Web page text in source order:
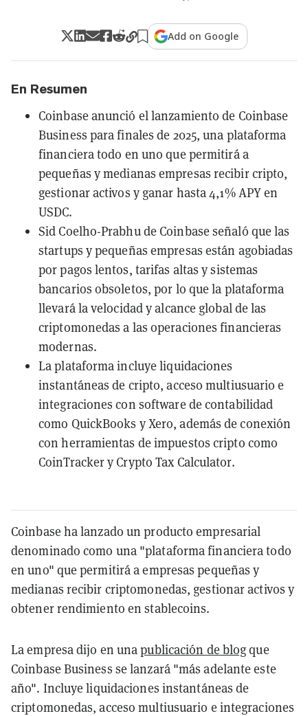
Add on Google
En Resumen
Coinbase anunció el lanzamiento de Coinbase
Business para finales de 2025, una plataforma
financiera todo en uno que permitirá a
pequeñas y medianas empresas recibir cripto,
gestionar activos y ganar hasta 4,1% APY en
USDC.
Sid Coelho-Prabhu de Coinbase señaló que las
startups y pequeñas empresas están agobiadas
por pagos lentos, tarifas altas y sistemas
bancarios obsoletos, por lo que la plataforma
llevará la velocidad y alcance global de las
criptomonedas a las operaciones financieras
modernas.
La plataforma incluye liquidaciones
instantáneas de cripto, acceso multiusuario e
integraciones con software de contabilidad
como QuickBooks y Xero, además de conexión
con herramientas de impuestos cripto como
CoinTracker y Crypto Tax Calculator.
Coinbase ha lanzado un producto empresarial
denominado como una "plataforma financiera todo
en uno" que permitirá a empresas pequeñas y
medianas recibir criptomonedas, gestionar activos y
obtener rendimiento en stablecoins.
La empresa dijo en unapublicación de blogque
Coinbase Business se lanzará "más adelante este
año". Incluye liquidaciones instantáneas de
criptomonedas, acceso multiusuario e integraciones